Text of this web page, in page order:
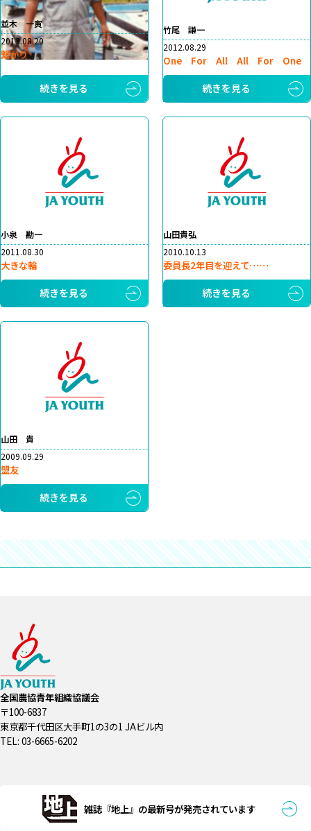
並木 一寅
2013.08.20
繋がり
続きを見る
竹尾 謙一
2012.08.29
One For All All For One
続きを見る
小泉 勘一
2011.08.30
大きな輪
続きを見る
山田貴弘
2010.10.13
委員長2年目を迎えて……
続きを見る
山田 貴
2009.09.29
盟友
続きを見る
全国農協青年組織協議会
〒100-6837
東京都千代田区大手町1の3の1 JAビル内
TEL: 03-6665-6202
雑誌『地上』の最新号が発売されています